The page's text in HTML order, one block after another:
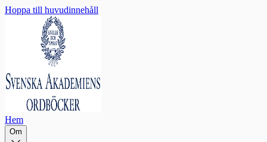
Hoppa till huvudinnehåll
Hem
Om